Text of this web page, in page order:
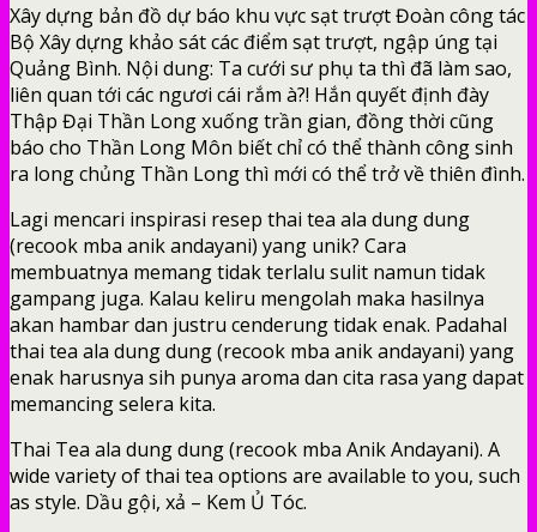
Xây dựng bản đồ dự báo khu vực sạt trượt Đoàn công tác
Bộ Xây dựng khảo sát các điểm sạt trượt, ngập úng tại
Quảng Bình. Nội dung: Ta cưới sư phụ ta thì đã làm sao,
liên quan tới các ngươi cái rắm à?! Hắn quyết định đày
Thập Đại Thần Long xuống trần gian, đồng thời cũng
báo cho Thần Long Môn biết chỉ có thể thành công sinh
ra long chủng Thần Long thì mới có thể trở về thiên đình.
Lagi mencari inspirasi resep thai tea ala dung dung
(recook mba anik andayani) yang unik? Cara
membuatnya memang tidak terlalu sulit namun tidak
gampang juga. Kalau keliru mengolah maka hasilnya
akan hambar dan justru cenderung tidak enak. Padahal
thai tea ala dung dung (recook mba anik andayani) yang
enak harusnya sih punya aroma dan cita rasa yang dapat
memancing selera kita.
Thai Tea ala dung dung (recook mba Anik Andayani). A
wide variety of thai tea options are available to you, such
as style. Dầu gội, xả – Kem Ủ Tóc.